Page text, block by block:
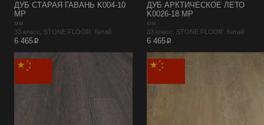
ДУБ СТАРАЯ ГАВАНЬ K004-10
MP
мм
33 класс, STONE FLOOR Китай
6 465p
ДУБ АРКТИЧЕСКОЕ ЛЕТО
K0026-18 MP
мм
33 класс, STONE FLOOR Китай
6 465p